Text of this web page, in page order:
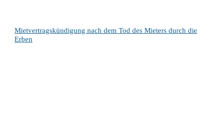
Mietvertragskündigung nach dem Tod des Mieters durch die
Erben